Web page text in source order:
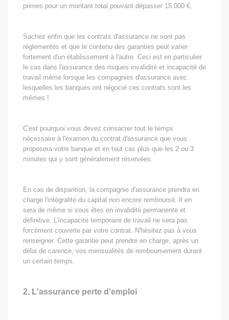
primes pour un montant total pouvant dépasser 15.000 €.
Sachez enfin que les contrats d'assurance ne sont pas
réglementés et que le contenu des garanties peut varier
fortement d'un établissement à l'autre. Ceci est en particulier
le cas dans l'assurance des risques invalidité et incapacité de
travail même lorsque les compagnies d'assurance avec
lesquelles les banques ont négocié ces contrats sont les
mêmes !
C'est pourquoi vous devez consacrer tout le temps
nécessaire à l'examen du contrat d'assurance que vous
proposera votre banque et en tout cas plus que les 2 ou 3
minutes qui y sont généralement réservées.
En cas de disparition, la compagnie d'assurance prendra en
charge l'intégralité du capital non encore remboursé. Il en
sera de même si vous êtes en invalidité permanente et
définitive. L'incapacité temporaire de travail ne sera pas
forcément couverte par votre contrat. N'hésitez pas à vous
renseigner. Cette garantie peut prendre en charge, après un
délai de carence, vos mensualités de remboursement durant
un certain temps.
2. L'assurance perte d'emploi